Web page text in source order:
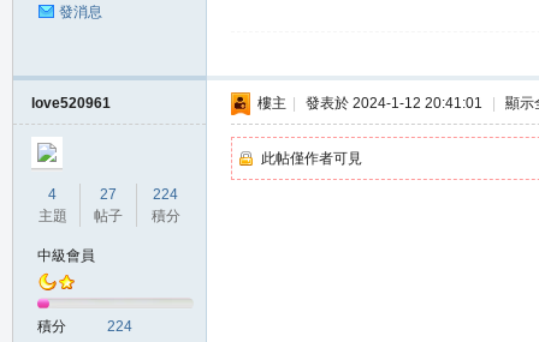
發消息
love520961
4
主題
27
帖子
224
積分
中級會員
積分 224
樓主 發表於 2024-1-12 20:41:01 顯示
此帖僅作者可見